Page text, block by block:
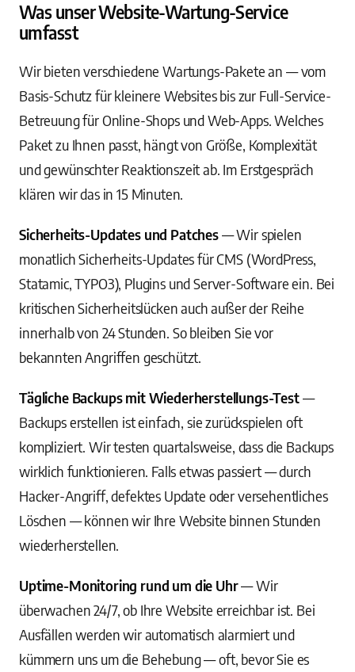
Was unser Website-Wartung-Service
umfasst
Wir bieten verschiedene Wartungs-Pakete an — vom
Basis-Schutz für kleinere Websites bis zur Full-Service-
Betreuung für Online-Shops und Web-Apps. Welches
Paket zu Ihnen passt, hängt von Größe, Komplexität
und gewünschter Reaktionszeit ab. Im Erstgespräch
klären wir das in 15 Minuten.
Sicherheits-Updates und Patches— Wir spielen
monatlich Sicherheits-Updates für CMS (WordPress,
Statamic, TYPO3), Plugins und Server-Software ein. Bei
kritischen Sicherheitslücken auch außer der Reihe
innerhalb von 24 Stunden. So bleiben Sie vor
bekannten Angriffen geschützt.
Tägliche Backups mit Wiederherstellungs-Test—
Backups erstellen ist einfach, sie zurückspielen oft
kompliziert. Wir testen quartalsweise, dass die Backups
wirklich funktionieren. Falls etwas passiert — durch
Hacker-Angriff, defektes Update oder versehentliches
Löschen — können wir Ihre Website binnen Stunden
wiederherstellen.
Uptime-Monitoring rund um die Uhr— Wir
überwachen 24/7, ob Ihre Website erreichbar ist. Bei
Ausfällen werden wir automatisch alarmiert und
kümmern uns um die Behebung — oft, bevor Sie es